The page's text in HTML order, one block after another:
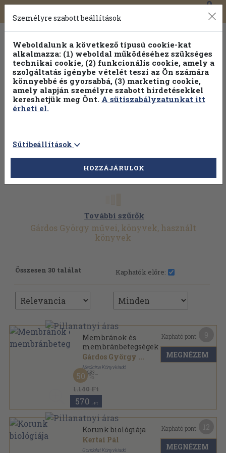
Toggle
navigation
0
További szűrők
Gárdos György művei, könyvek, használt
könyvek
Összesen 30 találat Kaphatók előre:
Membránok és
membránbetegségek
Gárdos György ...
Medicina Könyvkiadó
, 1983
Fűzött papírkötés
Aesculap sorozat
1.140 Ft
50
570 ,-Ft
Kapható pont:
MEGNÉZEM
Korunk biológiája
Kertai Pál
Gondolat Könyvkiadó
Kapható pont:
MEGNÉZEM
Személyre szabott beállítások
Weboldalunk a következő típusú cookie-kat
alkalmazza: (1) weboldal működéséhez szükséges
technikai cookie, (2) funkcionális cookie, amely a
szolgáltatás igénybe vételét teszi az Ön számára
könnyebbé és gyorsabbá, (3) marketing cookie,
amely alapján személyre szabott hirdetésekkel
kereshetjük meg Önt. A sütiszabályzatunkat itt
érheti el.
Sütibeállítások
HOZZÁJÁRULOK